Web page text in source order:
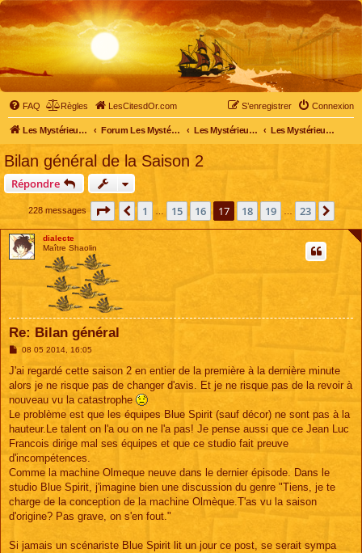
FAQ Règles LesCitesdOr.com Connexion
S’enregistrer
Les Mystérieuses Cités d'Or - LesCitesdOr.com Forum Les Mystérieuses Cités d'Or Les Mystérieuses Cités d'Or Les Mystérieuses Cités d'Or : saison 2 (2013)
Bilan général de la Saison 2
Répondre
228 messages Page 17 sur 23
Précédente
1 15 16 17 18 19 23
dialecte
Maître Shaolin
Re: Bilan général
M
s
a
g
08 05 2014, 16:05
J'ai regardé cette saison 2 en entier de la première à la dernière minute
alors je ne risque pas de changer d'avis. Et je ne risque pas de la revoir à
nouveau vu la catastrophe
Le problème est que les équipes Blue Spirit (sauf décor) ne sont pas à la
hauteur.Le talent on l'a ou on ne l'a pas! Je pense aussi que ce Jean Luc
Francois dirige mal ses équipes et que ce studio fait preuve
d'incompétences.
Comme la machine Olmeque neuve dans le dernier épisode. Dans le
studio Blue Spirit, j'imagine bien une discussion du genre "Tiens, je te
charge de la conception de la machine Olmèque.T'as vu la saison
d'origine? Pas grave, on s'en fout."
Si jamais un scénariste Blue Spirit lit un jour ce post, se serait sympa